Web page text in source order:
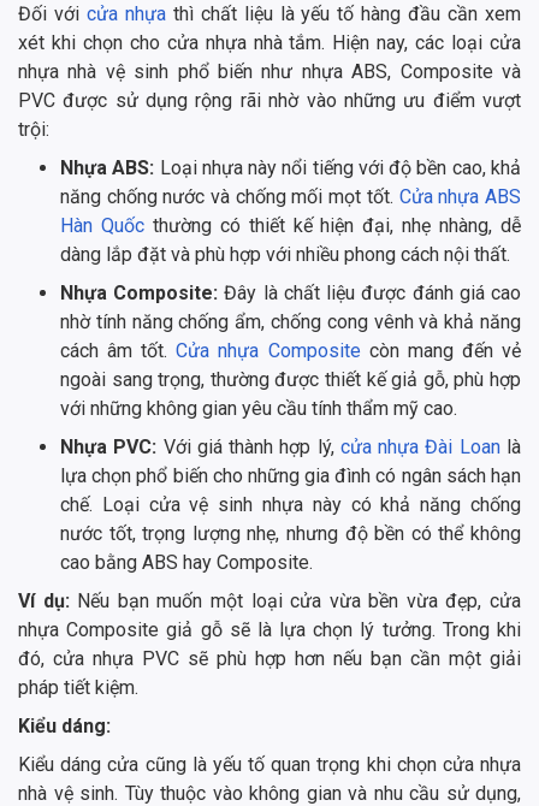
Đối với cửa nhựa thì chất liệu là yếu tố hàng đầu cần xem
xét khi chọn cho cửa nhựa nhà tắm. Hiện nay, các loại cửa
nhựa nhà vệ sinh phổ biến như nhựa ABS, Composite và
PVC được sử dụng rộng rãi nhờ vào những ưu điểm vượt
trội:
Nhựa ABS: Loại nhựa này nổi tiếng với độ bền cao, khả
năng chống nước và chống mối mọt tốt. Cửa nhựa ABS
Hàn Quốc thường có thiết kế hiện đại, nhẹ nhàng, dễ
dàng lắp đặt và phù hợp với nhiều phong cách nội thất.
Nhựa Composite: Đây là chất liệu được đánh giá cao
nhờ tính năng chống ẩm, chống cong vênh và khả năng
cách âm tốt.Cửa nhựa Compositecòn mang đến vẻ
ngoài sang trọng, thường được thiết kế giả gỗ, phù hợp
với những không gian yêu cầu tính thẩm mỹ cao.
Nhựa PVC: Với giá thành hợp lý, cửa nhựa Đài Loanlà
lựa chọn phổ biến cho những gia đình có ngân sách hạn
chế. Loại cửa vệ sinh nhựa này có khả năng chống
nước tốt, trọng lượng nhẹ, nhưng độ bền có thể không
cao bằng ABS hay Composite.
Ví dụ: Nếu bạn muốn một loại cửa vừa bền vừa đẹp, cửa
nhựa Composite giả gỗ sẽ là lựa chọn lý tưởng. Trong khi
đó, cửa nhựa PVC sẽ phù hợp hơn nếu bạn cần một giải
pháp tiết kiệm.
Kiểu dáng:
Kiểu dáng cửa cũng là yếu tố quan trọng khi chọn cửa nhựa
nhà vệ sinh. Tùy thuộc vào không gian và nhu cầu sử dụng,